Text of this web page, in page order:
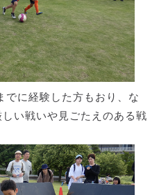
に経験した方もおり、な
い戦いや見ごたえのある戦